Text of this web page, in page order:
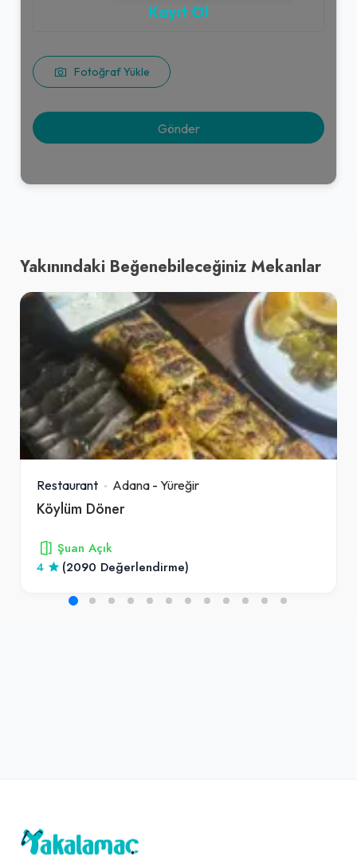
Fotoğraf Yükle
Kayıt Ol
Yakınındaki Beğenebileceğiniz Mekanlar
Restaurant Adana - Yüreğir
Köylüm Döner
Şuan Açık
4
(2090 Değerlendirme)